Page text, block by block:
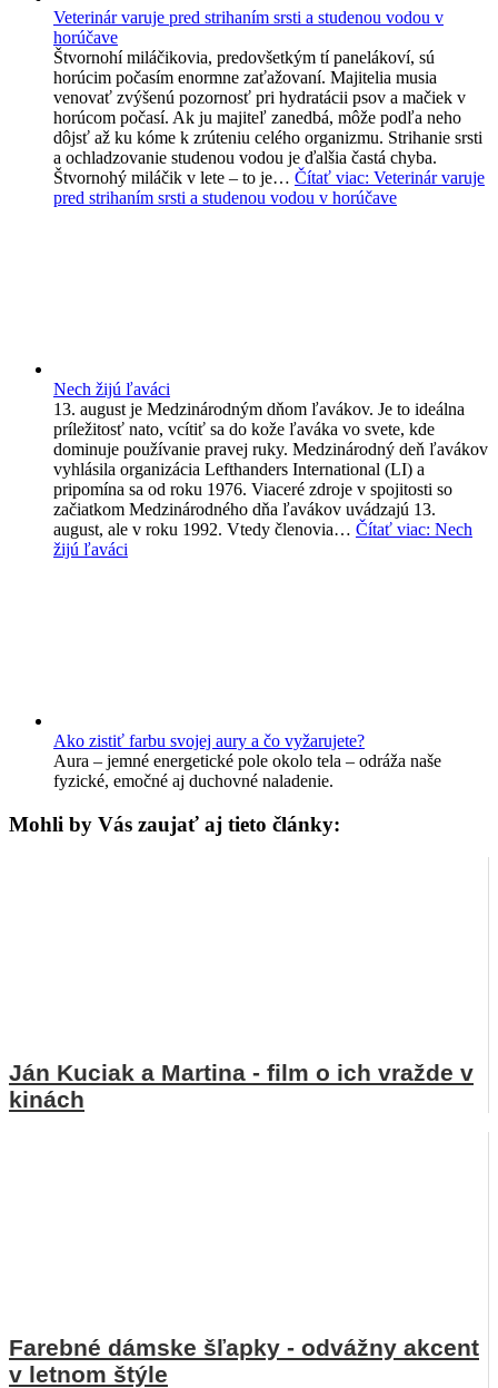
Veterinár varuje pred strihaním srsti a studenou vodou v
horúčave
Štvornohí miláčikovia, predovšetkým tí panelákoví, sú
horúcim počasím enormne zaťažovaní. Majitelia musia
venovať zvýšenú pozornosť pri hydratácii psov a mačiek v
horúcom počasí. Ak ju majiteľ zanedbá, môže podľa neho
dôjsť až ku kóme k zrúteniu celého organizmu. Strihanie srsti
a ochladzovanie studenou vodou je ďalšia častá chyba.
Štvornohý miláčik v lete – to je… Čítať viac: Veterinár varuje
pred strihaním srsti a studenou vodou v horúčave
Nech žijú ľaváci
13. august je Medzinárodným dňom ľavákov. Je to ideálna
príležitosť nato, vcítiť sa do kože ľaváka vo svete, kde
dominuje používanie pravej ruky. Medzinárodný deň ľavákov
vyhlásila organizácia Lefthanders International (LI) a
pripomína sa od roku 1976. Viaceré zdroje v spojitosti so
začiatkom Medzinárodného dňa ľavákov uvádzajú 13.
august, ale v roku 1992. Vtedy členovia… Čítať viac: Nech
žijú ľaváci
Ako zistiť farbu svojej aury a čo vyžarujete?
Aura – jemné energetické pole okolo tela – odráža naše
fyzické, emočné aj duchovné naladenie.
Mohli by Vás zaujať aj tieto články:
Ján Kuciak a Martina - film o ich vražde v
kinách
Farebné dámske šľapky - odvážny akcent
v letnom štýle